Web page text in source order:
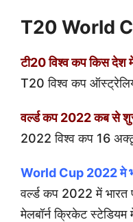
T20 World
टी20 विश्व कप किस देश में
T20 विश्व कप
वर्ल्ड कप 2022 कब से
2022 विश्व कप 16
World Cup 2022 मे
वर्ल्ड कप 2022 में भारत
मेलबॉर्न क्रिकेट